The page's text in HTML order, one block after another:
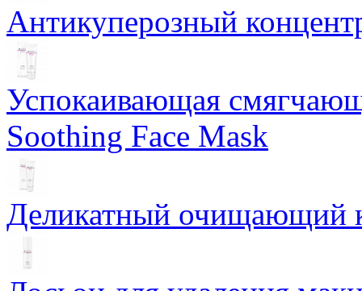
Антикуперозный
Успокаивающая
Soothing Face Mask
Деликатный очищающий